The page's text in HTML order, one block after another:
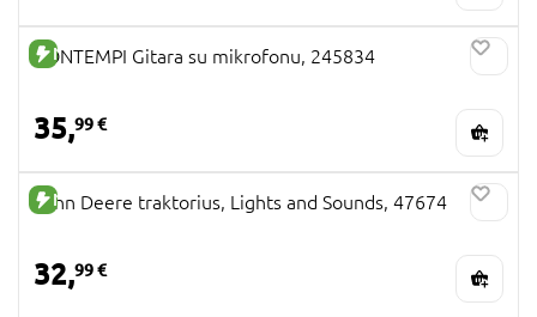
NAUJA PREKĖ
BONTEMPI Gitara su mikrofonu, 245834
35,99 €
NAUJA PREKĖ
John Deere traktorius, Lights and Sounds, 47674
32,99 €